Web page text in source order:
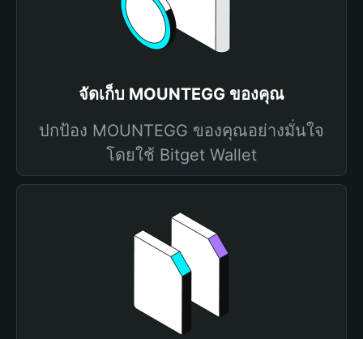
จัดเก็บ MOUNTEGG ของคุณ
ปกป้อง MOUNTEGG ของคุณอย่างมั่นใจ
โดยใช้ Bitget Wallet